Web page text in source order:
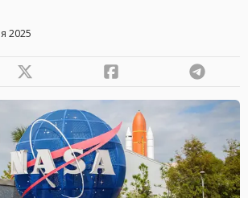
2025